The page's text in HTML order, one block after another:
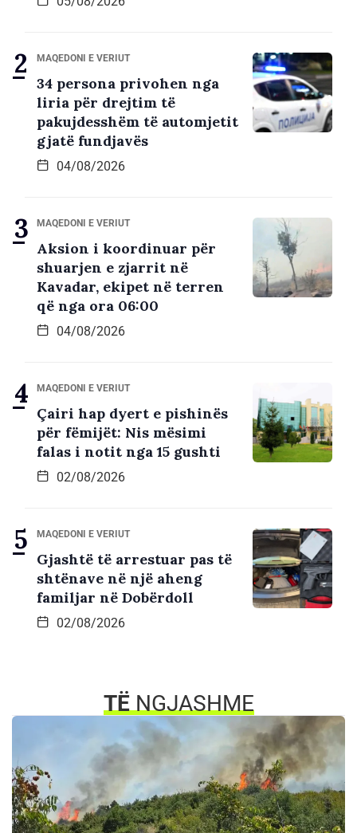
MAQEDONI E VERIUT
34 persona privohen nga
liria për drejtim të
pakujdesshëm të automjetit
gjatë fundjavës
04/08/2026
MAQEDONI E VERIUT
Aksion i koordinuar për
shuarjen e zjarrit në
Kavadar, ekipet në terren
që nga ora 06:00
04/08/2026
MAQEDONI E VERIUT
Çairi hap dyert e pishinës
për fëmijët: Nis mësimi
falas i notit nga 15 gushti
02/08/2026
MAQEDONI E VERIUT
Gjashtë të arrestuar pas të
shtënave në një aheng
familjar në Dobërdoll
02/08/2026
TËNGJASHME